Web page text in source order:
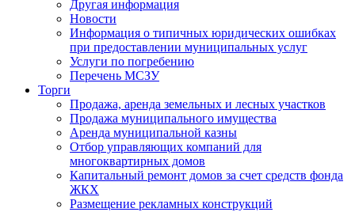
Другая информация
Новости
Информация о типичных юридических ошибках
при предоставлении муниципальных услуг
Услуги по погребению
Перечень МСЗУ
Торги
Продажа, аренда земельных и лесных участков
Продажа муниципального имущества
Аренда муниципальной казны
Отбор управляющих компаний для
многоквартирных домов
Капитальный ремонт домов за счет средств фонда
ЖКХ
Размещение рекламных конструкций